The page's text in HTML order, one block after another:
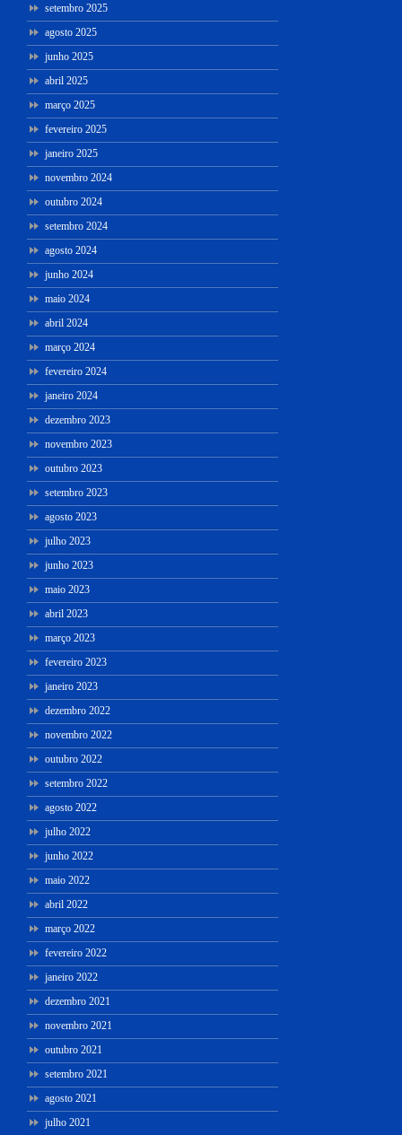
setembro 2025
agosto 2025
junho 2025
abril 2025
março 2025
fevereiro 2025
janeiro 2025
novembro 2024
outubro 2024
setembro 2024
agosto 2024
junho 2024
maio 2024
abril 2024
março 2024
fevereiro 2024
janeiro 2024
dezembro 2023
novembro 2023
outubro 2023
setembro 2023
agosto 2023
julho 2023
junho 2023
maio 2023
abril 2023
março 2023
fevereiro 2023
janeiro 2023
dezembro 2022
novembro 2022
outubro 2022
setembro 2022
agosto 2022
julho 2022
junho 2022
maio 2022
abril 2022
março 2022
fevereiro 2022
janeiro 2022
dezembro 2021
novembro 2021
outubro 2021
setembro 2021
agosto 2021
julho 2021